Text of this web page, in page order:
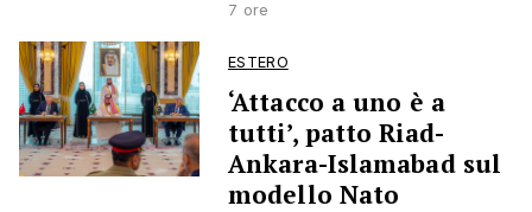
7 ore
ESTERO
‘Attacco a uno è a
tutti’, patto Riad-
Ankara-Islamabad sul
modello Nato